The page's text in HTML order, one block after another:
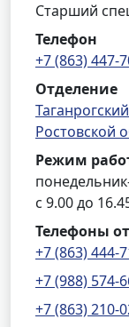
Старший
Телефон
+7 (863) 447-
Отделение
Ростовской
Режим
с 9.00 до
Телефоны
+7 (863) 444-
+7 (988) 574-
+7 (863) 210-